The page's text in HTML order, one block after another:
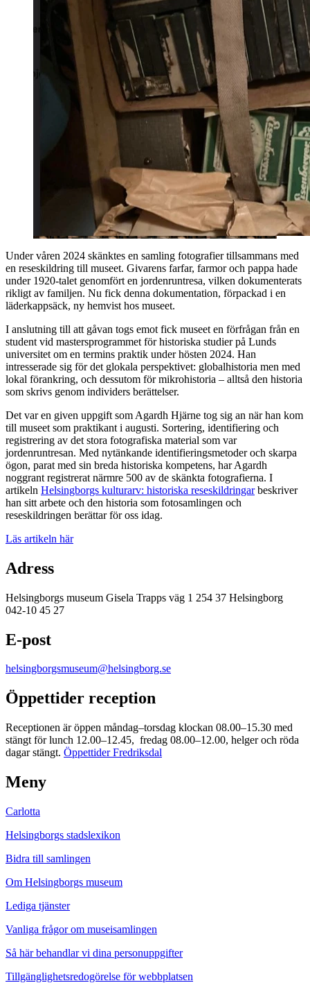
Under våren 2024 skänktes en samling fotografier tillsammans med
en reseskildring till museet. Givarens farfar, farmor och pappa hade
under 1920-talet genomfört en jordenruntresa, vilken dokumenterats
rikligt av familjen. Nu fick denna dokumentation, förpackad i en
läderkappsäck, ny hemvist hos museet.
I anslutning till att gåvan togs emot fick museet en förfrågan från en
student vid mastersprogrammet för historiska studier på Lunds
universitet om en termins praktik under hösten 2024. Han
intresserade sig för det glokala perspektivet: globalhistoria men med
lokal förankring, och dessutom för mikrohistoria – alltså den historia
som skrivs genom individers berättelser.
Det var en given uppgift som Agardh Hjärne tog sig an när han kom
till museet som praktikant i augusti. Sortering, identifiering och
registrering av det stora fotografiska material som var
jordenruntresan. Med nytänkande identifieringsmetoder och skarpa
ögon, parat med sin breda historiska kompetens, har Agardh
noggrant registrerat närmre 500 av de skänkta fotografierna. I
artikeln Helsingborgs kulturarv: historiska reseskildringarbeskriver
han sitt arbete och den historia som fotosamlingen och
reseskildringen berättar för oss idag.
Läs artikeln här
Adress
Helsingborgs museum Gisela Trapps väg 1 254 37 Helsingborg
042-10 45 27
E-post
helsingborgsmuseum@helsingborg.se
Öppettider reception
Receptionen är öppen måndag–torsdag klockan 08.00–15.30 med
stängt för lunch 12.00–12.45, fredag 08.00–12.00, helger och röda
dagar stängt. Öppettider Fredriksdal
Meny
Carlotta
Helsingborgs stadslexikon
Bidra till samlingen
Om Helsingborgs museum
Lediga tjänster
Vanliga frågor om museisamlingen
Så här behandlar vi dina personuppgifter
Tillgänglighetsredogörelse för webbplatsen